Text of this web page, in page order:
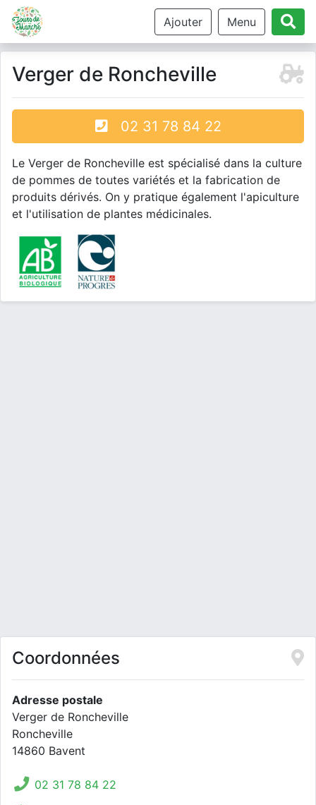
Ajouter Menu
Verger de Roncheville
02 31 78 84 22
Le Verger de Roncheville est spécialisé dans la culture
de pommes de toutes variétés et la fabrication de
produits dérivés. On y pratique également l'apiculture
et l'utilisation de plantes médicinales.
Coordonnées
Adresse postale
Verger de Roncheville
Roncheville
14860 Bavent
02 31 78 84 22